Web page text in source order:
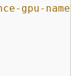
gpu-name: